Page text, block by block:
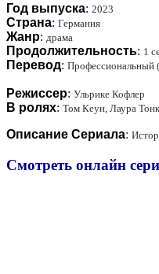
Год выпуска: 2023
Страна: Германия
Жанр: драма
Продолжительность: 1
Перевод: Профессиональный
Режиссер: Ульрике Кофлер
В ролях: Том Кеун, Лаура
Описание Сериала:
Смотреть онлайн